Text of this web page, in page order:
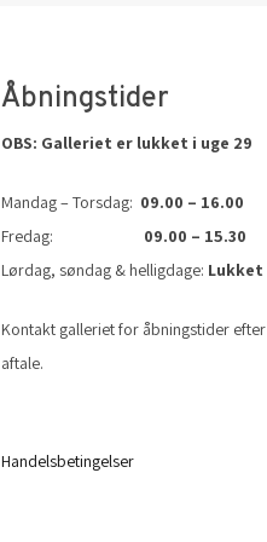
Åbningstider
OBS: Galleriet er lukket i uge 29
Mandag – Torsdag: 09.00 – 16.00
Fredag: 09.00 – 15.30
Lørdag, søndag & helligdage: Lukket
Kontakt galleriet for åbningstider efter
aftale.
Handelsbetingelser